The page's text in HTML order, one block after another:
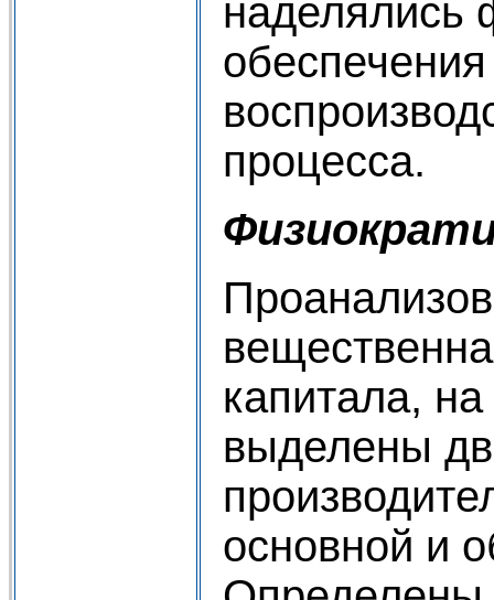
наделялись
процесса.
капитала,
выделены
основной и